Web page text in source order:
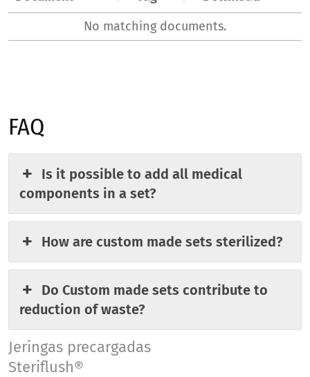
Jeringas precargadas
Steriflush®
No matching documents.
FAQ
Is it possible to add all medical
components in a set?
How are custom made sets sterilized?
Do Custom made sets contribute to
reduction of waste?